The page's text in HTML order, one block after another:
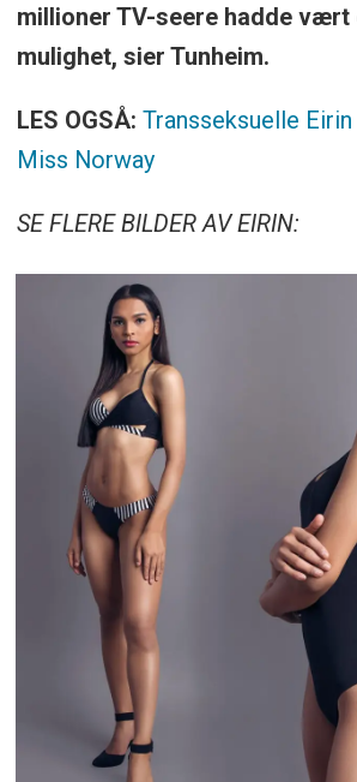
millioner TV-seere hadde vært
mulighet, sier Tunheim.
LES OGSÅ: Transseksuelle
Miss Norway
SE FLERE BILDER AV EIRIN: